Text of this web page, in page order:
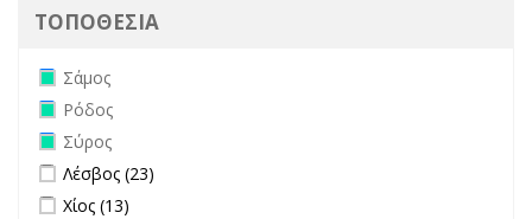
ΤΟΠΟΘΕΣΙΑ
Remove Σάμος filter
Σάμος
Remove Ρόδος filter
Ρόδος
Remove Σύρος filter
Σύρος
Apply Λέσβος filter
Λέσβος (23)
Apply Χίος filter
Χίος (13)